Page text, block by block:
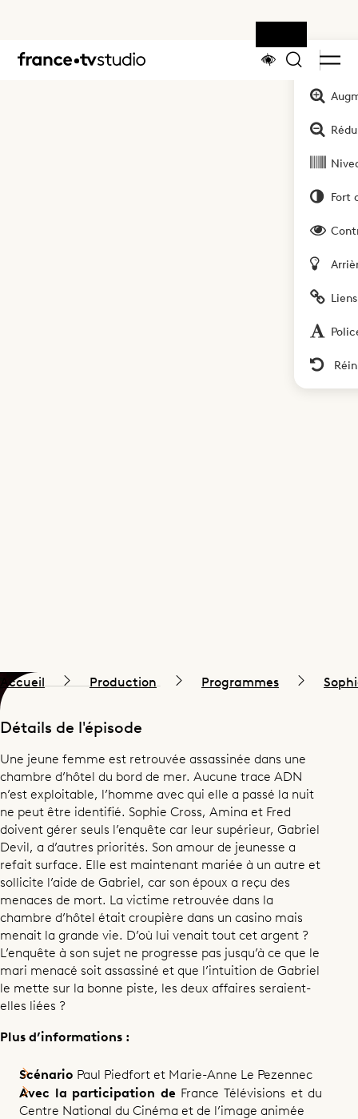
Fort
Accueil
Accueil Production Programmes
Détails de l'épisode
Une jeune femme est retrouvée assassinée dans une
chambre d’hôtel du bord de mer. Aucune trace ADN
n’est exploitable, l’homme avec qui elle a passé la nuit
ne peut être identifié. Sophie Cross, Amina et Fred
doivent gérer seuls l’enquête car leur supérieur, Gabriel
Devil, a d’autres priorités. Son amour de jeunesse a
refait surface. Elle est maintenant mariée à un autre et
sollicite l’aide de Gabriel, car son époux a reçu des
menaces de mort. La victime retrouvée dans la
chambre d’hôtel était croupière dans un casino mais
menait la grande vie. D’où lui venait tout cet argent ?
L’enquête à son sujet ne progresse pas jusqu’à ce que le
mari menacé soit assassiné et que l’intuition de Gabriel
le mette sur la bonne piste, les deux affaires seraient-
elles liées ?
Plus d’informations :
Scénario Paul Piedfort et Marie-Anne Le Pezennec
Avec la participation deFrance Télévisions et du
Centre National du Cinéma et de l’image animée